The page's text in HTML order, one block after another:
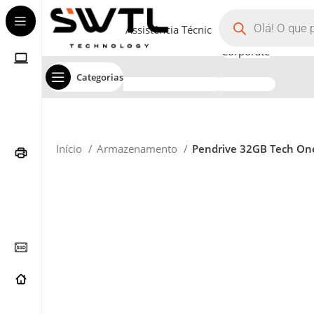
Categorias
Assistência Técnica
Corporate
Início Armazenamento Pendrive 32GB Tech